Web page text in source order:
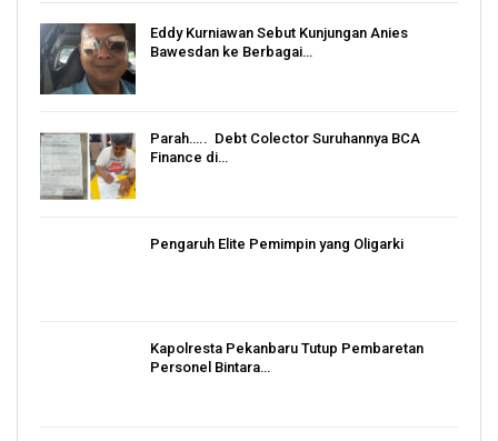
Eddy Kurniawan Sebut Kunjungan Anies
Bawesdan ke Berbagai…
Parah….. Debt Colector Suruhannya BCA
Finance di…
Pengaruh Elite Pemimpin yang Oligarki
Kapolresta Pekanbaru Tutup Pembaretan
Personel Bintara…